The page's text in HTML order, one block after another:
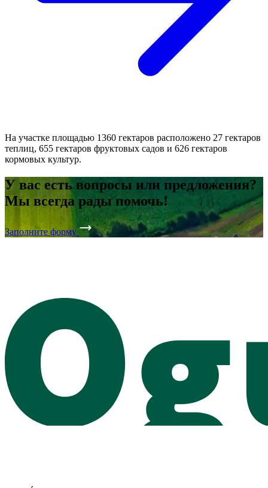
На участке площадью 1360 гектаров расположено 27 гектаров
теплиц, 655 гектаров фруктовых садов и 626 гектаров
кормовых культур.
У вас есть вопросы или предложения?
Мы всегда рады помочь!
Заполните форму